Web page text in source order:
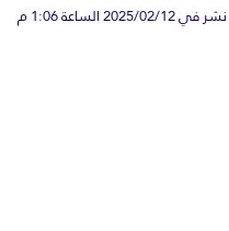
نشر في 2025/02/12 الساعة 1:06 م